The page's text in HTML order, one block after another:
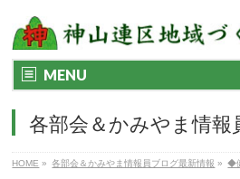
MENU
各部会＆かみやま情報
HOME » 各部会＆かみやま情報員ブログ最新情報 » ◆